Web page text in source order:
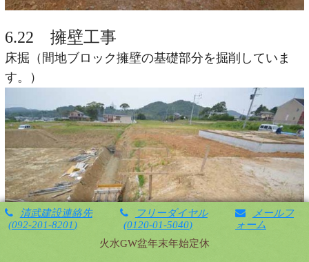
6.22 擁壁工事
床掘（間地ブロック擁壁の基礎部分を掘削していま
す。）
清武建設連絡先
092-201-8201
フリーダイヤル
0120-01-5040
メールフ
ォーム
火水GW盆年末年始定休